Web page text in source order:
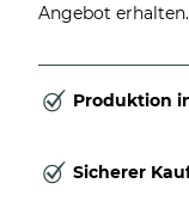
Angebot erhalten.
Produktion
Sicherer